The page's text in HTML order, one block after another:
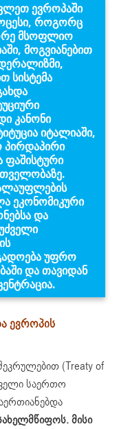
ევროპაში
როგორც
მსოფლიო
მოგვიანებით
სისტემა
კანონი
იტალიაში,
პირდაპირი
ფაშისტური
ეკონომიკური
და
უფრო
და თავიდან
ევროპის
(Treaty of
საერთო
მისი